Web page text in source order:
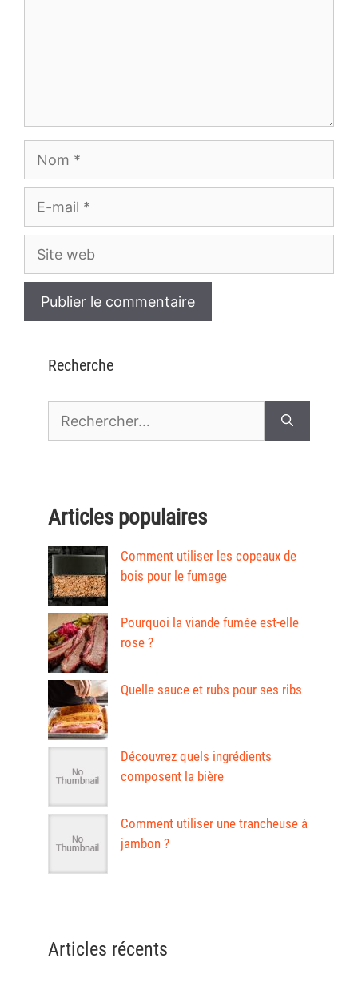
Site
web
Recherche
Articles populaires
Comment utiliser les copeaux de
bois pour le fumage
Pourquoi la viande fumée est-elle
rose ?
Quelle sauce et rubs pour ses ribs
Découvrez quels ingrédients
composent la bière
Comment utiliser une trancheuse à
jambon ?
Articles récents